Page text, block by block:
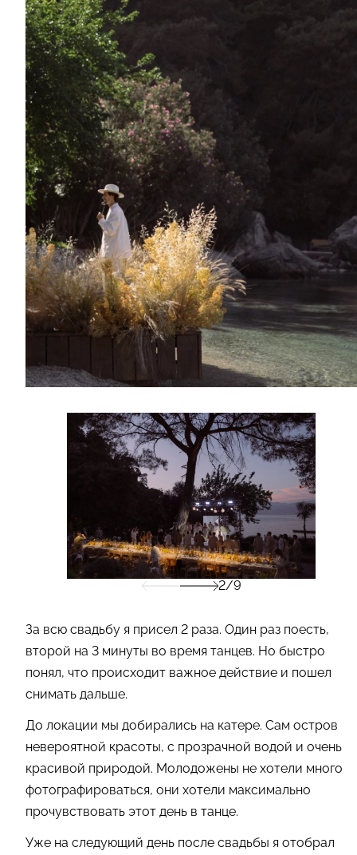
2/9
За всю свадьбу я присел 2 раза. Один раз поесть,
второй на 3 минуты во время танцев. Но быстро
понял, что происходит важное действие и пошел
снимать дальше.
До локации мы добирались на катере. Сам остров
невероятной красоты, с прозрачной водой и очень
красивой природой. Молодожены не хотели много
фотографироваться, они хотели максимально
прочувствовать этот день в танце.
Уже на следующий день после свадьбы я отобрал